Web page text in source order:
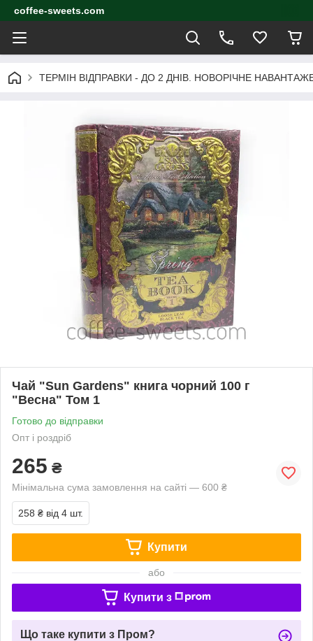
coffee-sweets.com
ТЕРМІН ВІДПРАВКИ - ДО 2 ДНІВ. НОВОРІЧНЕ
Чай "Sun Gardens" книга чорний 100 г
"Весна" Том 1
Готово до відправки
Опт і роздріб
265 ₴
Мінімальна сума замовлення на сайті — 600 ₴
258 ₴ від 4 шт.
Купити
або
Купити з
Що таке купити з Пром?